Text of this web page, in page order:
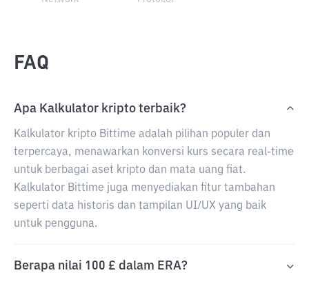
FAQ
Apa Kalkulator kripto terbaik?
Kalkulator kripto Bittime adalah pilihan populer dan
terpercaya, menawarkan konversi kurs secara real-time
untuk berbagai aset kripto dan mata uang fiat.
Kalkulator Bittime juga menyediakan fitur tambahan
seperti data historis dan tampilan UI/UX yang baik
untuk pengguna.
Berapa nilai 100 £ dalam ERA?